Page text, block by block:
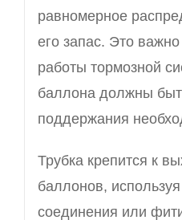
равномерное
его запас. Это
работы тормозной
баллона должны
поддержания
Трубка крепится к
баллонов,
соединения или